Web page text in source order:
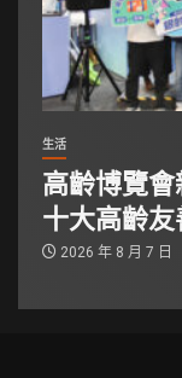
生活
高齡博覽會
十大高齡
2026 年 8 月 7 日